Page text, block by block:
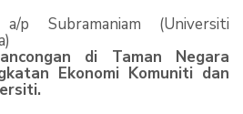
p Subramaniam (Universiti
di Taman Negara
Ekonomi Komuniti dan